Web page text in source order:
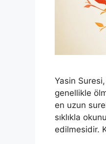
Yasin
genellikle
en uzun
sıklıkla
edilmesidir.